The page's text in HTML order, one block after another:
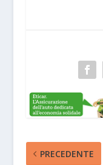
PRECEDENTE